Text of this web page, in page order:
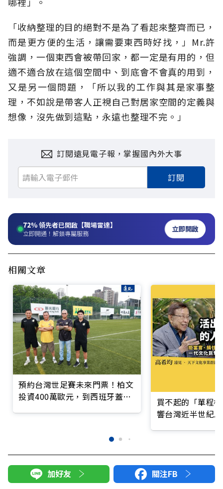
「收納整理的目的絕對不是為了看起來整齊而已，
而是更方便的生活，讓需要東西時好找，」Mr.許
強調，一個東西會被帶回家，都一定是有用的，但
適不適合放在這個空間中、到底會不會真的用到，
又是另一個問題，「所以我的工作與其是家事整
理，不如說是帶客人正視自己對居家空間的定義與
想像，沒先做到這點，永遠也整理不完。」
訂閱遠見電子報，掌握國內外大事
訂閱
72%領先者已開啟【職場雷達】
立即開通！解鎖專屬服務 立即開啟
相關文章
預約台灣世足賽未來門票！柏文
投資400萬歐元，到西班牙蓋足
買不起的「單程
響台灣近半世紀
加好友 關注FB